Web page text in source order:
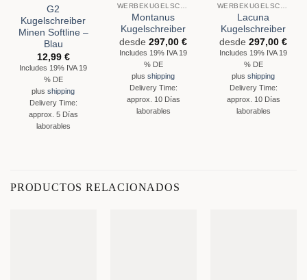
G2
Kugelschreiber
Minen Softline –
Blau
12,99 €
Includes 19% IVA 19
% DE
plusshipping
Delivery Time:
approx. 5 Días
laborables
Montanus
Kugelschreiber
desde297,00€
Includes 19% IVA 19
% DE
plusshipping
Delivery Time:
approx. 10 Días
laborables
Lacuna
Kugelschreiber
desde297,00€
Includes 19% IVA 19
% DE
plusshipping
Delivery Time:
approx. 10 Días
laborables
PRODUCTOS RELACIONADOS